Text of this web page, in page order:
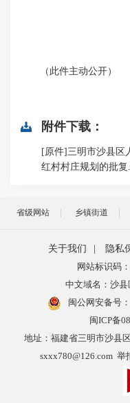
（此件主动公开）
附件下载：
[原件]三明市沙县区
红村村庄规划的批复
省级网站 乡镇街道
关于我们 隐私
网站标识码
中文域名：沙
闽公网安备号：
闽ICP备
地址：福建省三明市沙县
sxxx780@126.com 举